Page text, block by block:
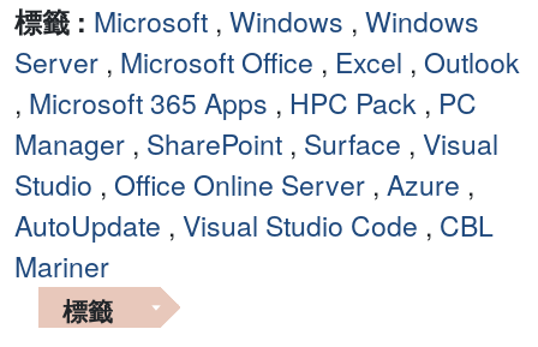
標籤 : Microsoft , Windows , Windows
Server , Microsoft Office , Excel , Outlook
, Microsoft 365 Apps , HPC Pack , PC
Manager , SharePoint , Surface , Visual
Studio , Office Online Server , Azure ,
AutoUpdate , Visual Studio Code , CBL
Mariner
標籤